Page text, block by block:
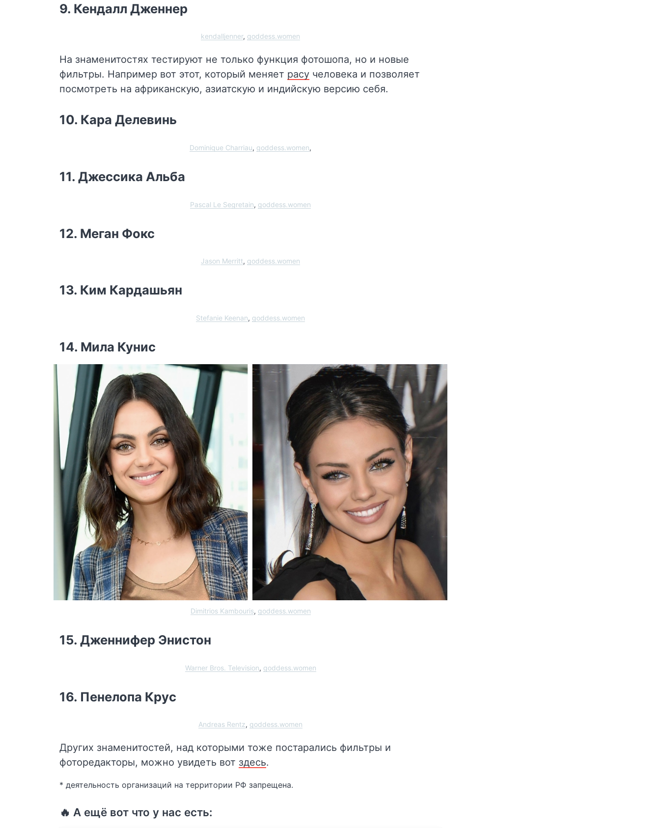
9. Кендалл Дженнер
kendalljenner, goddess.women
На знаменитостях тестируют не только функция фотошопа, но и новые
фильтры. Например вот этот, который меняет расу человека и позволяет
посмотреть на африканскую, азиатскую и индийскую версию себя.
10. Кара Делевинь
Dominique Charriau, goddess.women,
11. Джессика Альба
Pascal Le Segretain, goddess.women
12. Меган Фокс
Jason Merritt, goddess.women
13. Ким Кардашьян
Stefanie Keenan, goddess.women
14. Мила Кунис
Dimitrios Kambouris, goddess.women
15. Дженнифер Энистон
Warner Bros. Television, goddess.women
16. Пенелопа Крус
Andreas Rentz, goddess.women
Других знаменитостей, над которыми тоже постарались фильтры и
фоторедакторы, можно увидеть вот здесь.
* деятельность организаций на территории РФ запрещена.
🔥 А ещё вот что у нас есть: